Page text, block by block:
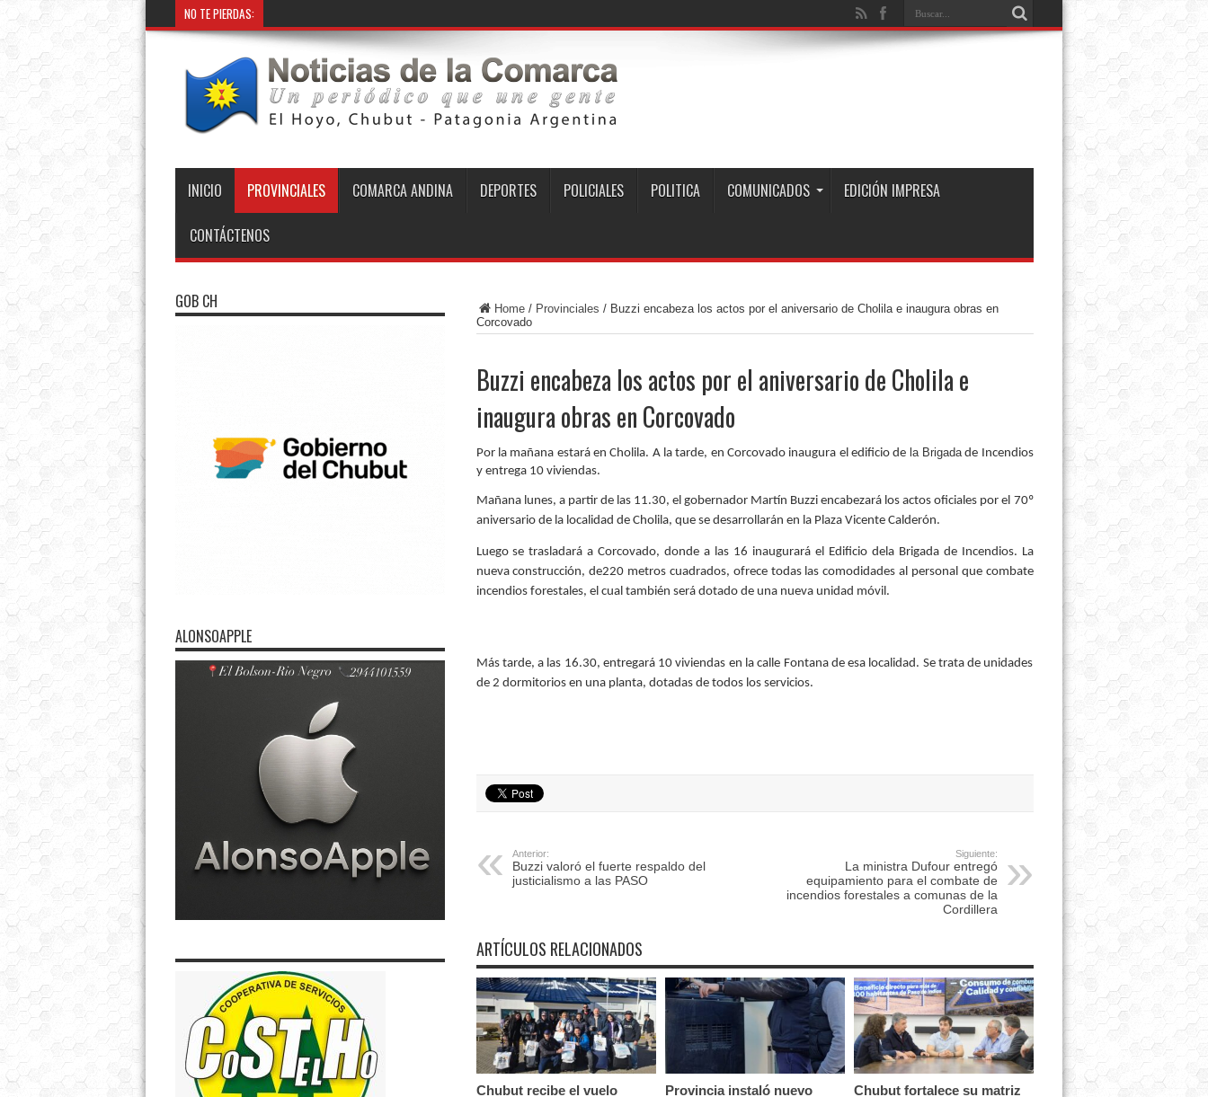
NO TE PIERDAS:
INICIO PROVINCIALES COMARCA ANDINA DEPORTES POLICIALES POLITICA COMUNICADOS EDICIÓN IMPRESA
CONTÁCTENOS
Home/ Provinciales / Buzzi encabeza los actos por el aniversario de Cholila e inaugura obras en
Corcovado
Buzzi encabeza los actos por el aniversario de Cholila e
inaugura obras en Corcovado
Por la mañana estará en Cholila. A la tarde, en Corcovado inaugura el edificio de la Brigadade Incendios
y entrega 10 viviendas.
Mañana lunes, a partir de las 11.30, el gobernador Martín Buzzi encabezará los actos oficiales por el 70º
aniversario de la localidad de Cholila, que se desarrollarán en la Plaza Vicente Calderón.
Luego se trasladará a Corcovado, donde a las 16 inaugurará el Edificio dela Brigada de Incendios. La
nueva construcción, de220 metros cuadrados, ofrece todas las comodidades al personal que combate
incendios forestales, el cual también será dotado de una nueva unidad móvil.
Más tarde, a las 16.30, entregará 10 viviendas en la calle Fontana de esa localidad. Se trata de unidades
de 2 dormitorios en una planta, dotadas de todos los servicios.
Anterior:
Buzzi valoró el fuerte respaldo del
justicialismo a las PASO
Siguiente:
La ministra Dufour entregó
equipamiento para el combate de
incendios forestales a comunas de la
Cordillera
ARTÍCULOS RELACIONADOS
Chubut recibe el vuelo
Provincia instaló nuevo
Chubut fortalece su matriz
GOB CH
ALONSOAPPLE